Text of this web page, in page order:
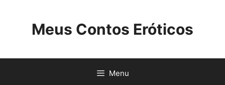
Meus Contos Eróticos
Menu